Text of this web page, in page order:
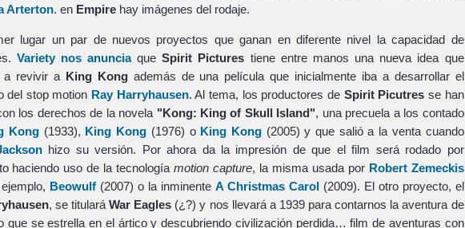
Arterton. en Empirehay imágenes del rodaje.
lugar un par de nuevos proyectos que ganan en diferente nivel la capacidad de
Variety nos anunciaqueSpirit Pictures tiene entre manos una nueva idea que
a revivir a King Kongademás de una película que inicialmente iba a desarrollar el
del stop motion Ray Harryhausen. Al tema, los productores de Spirit Picutres se han
los derechos de la novela "Kong: King of Skull Island", una precuela a los contado
Kong(1933), King Kong (1976) o King Kong(2005) y que salió a la venta cuando
hizo su versión. Por ahora da la impresión de que el film será rodado por
haciendo uso de la tecnologíamotion capture, la misma usada por Robert Zemeckis
Beowulf(2007) o la inminente A Christmas Carol(2009). El otro proyecto, el
, se titularáWar Eagles (¿?) y nos llevará a 1939 para contarnos la aventura de
que se estrella en el ártico y descubriendo civilización perdida… film de aventuras con